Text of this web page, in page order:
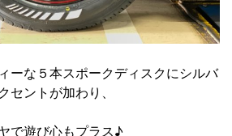
ーな５本スポークディスクにシルバ
セントが加わり、
で遊び心もプラス♪